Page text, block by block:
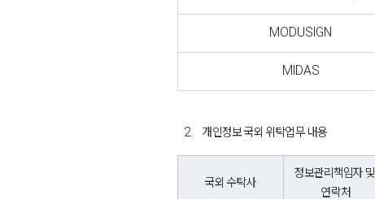
MODUSIGN
MIDAS
개인정보 국외 위탁업무 내용
국외 수탁사
정보관리책임자 및
연락처